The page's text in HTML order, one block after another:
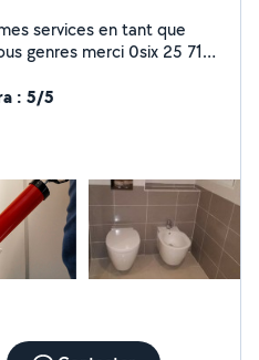
services en tant que
genres merci 0six 25 71
: 5/5